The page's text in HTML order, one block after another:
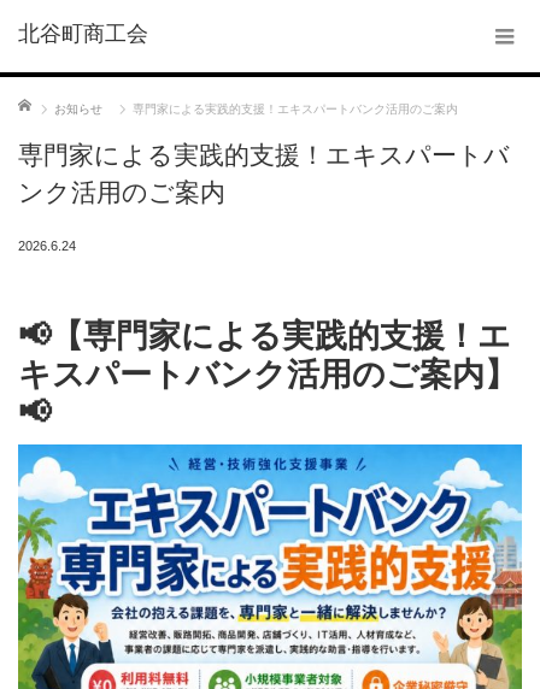
北谷町商工会
ホーム お知らせ 専門家による実践的支援！エキスパートバンク活用のご案内
専門家による実践的支援！エキスパートバ
ンク活用のご案内
2026.6.24
📢【専門家による実践的支援！エ
キスパートバンク活用のご案内】
📢